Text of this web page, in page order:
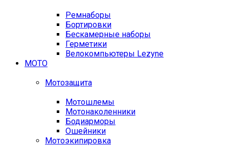
Ремнаборы
Бортировки
Бескамерные наборы
Герметики
Велокомпьютеры Lezyne
МОТО
Мотозащита
Мотошлемы
Мотонаколенники
Бодиарморы
Ошейники
Мотоэкипировка